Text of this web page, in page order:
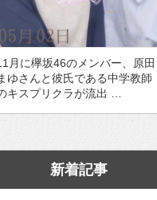
月に欅坂46のメンバー、原田
ゆさんと彼氏である中学教師
キスプリクラが流出 …
新着記事